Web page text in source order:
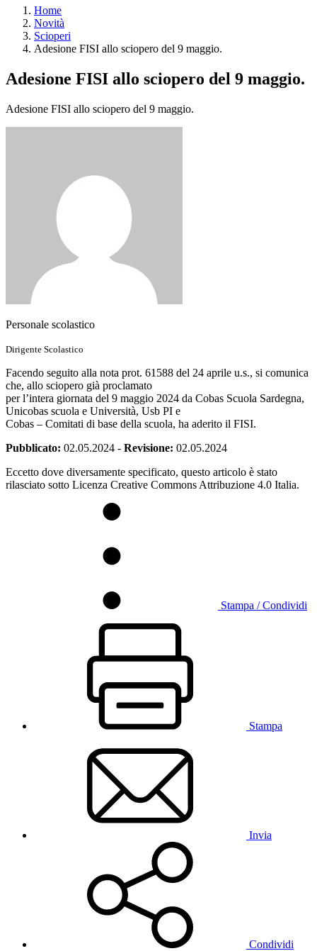
Home
Novità
Scioperi
Adesione FISI allo sciopero del 9 maggio.
Adesione FISI allo sciopero del 9 maggio.
Adesione FISI allo sciopero del 9 maggio.
Personale scolastico
Dirigente Scolastico
Facendo seguito alla nota prot. 61588 del 24 aprile u.s., si comunica
che, allo sciopero già proclamato
per l’intera giornata del 9 maggio 2024 da Cobas Scuola Sardegna,
Unicobas scuola e Università, Usb PI e
Cobas – Comitati di base della scuola, ha aderito il FISI.
Pubblicato: 02.05.2024 - Revisione: 02.05.2024
Eccetto dove diversamente specificato, questo articolo è stato
rilasciato sotto Licenza Creative Commons Attribuzione 4.0 Italia.
Stampa / Condividi
Stampa
Invia
Condividi